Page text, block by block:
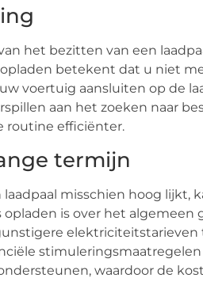
het bezitten van een
betekent dat u niet
voertuig aansluiten op de
aan het zoeken naar
routine efficiënter.
termijn
misschien hoog lijkt,
is over het
waardoor de